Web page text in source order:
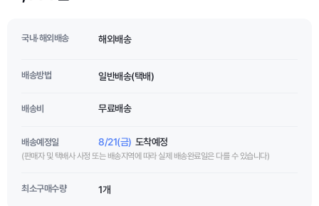
국내·해외배송 해외배송
배송방법 일반배송(택배)
배송비 무료배송
배송예정일 8/21(금) 도착예정
(판매자 및 택배사 사정 또는 배송지역에 따라 실제 배송완료일은 다를 수 있습니다)
최소구매수량 1개